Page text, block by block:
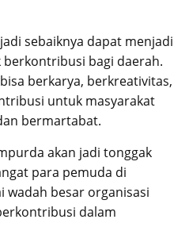
sebaiknya dapat menjadi
bagi daerah.
berkarya, berkreativitas,
untuk masyarakat
bermartabat.
akan jadi tonggak
para pemuda di
wadah besar organisasi
dalam